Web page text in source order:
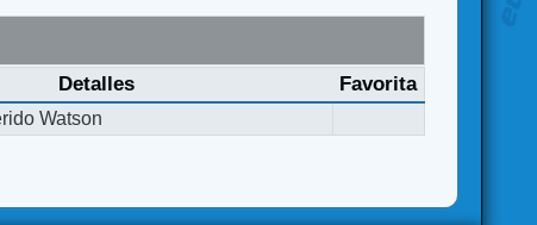
Detalles Favorita
Watson